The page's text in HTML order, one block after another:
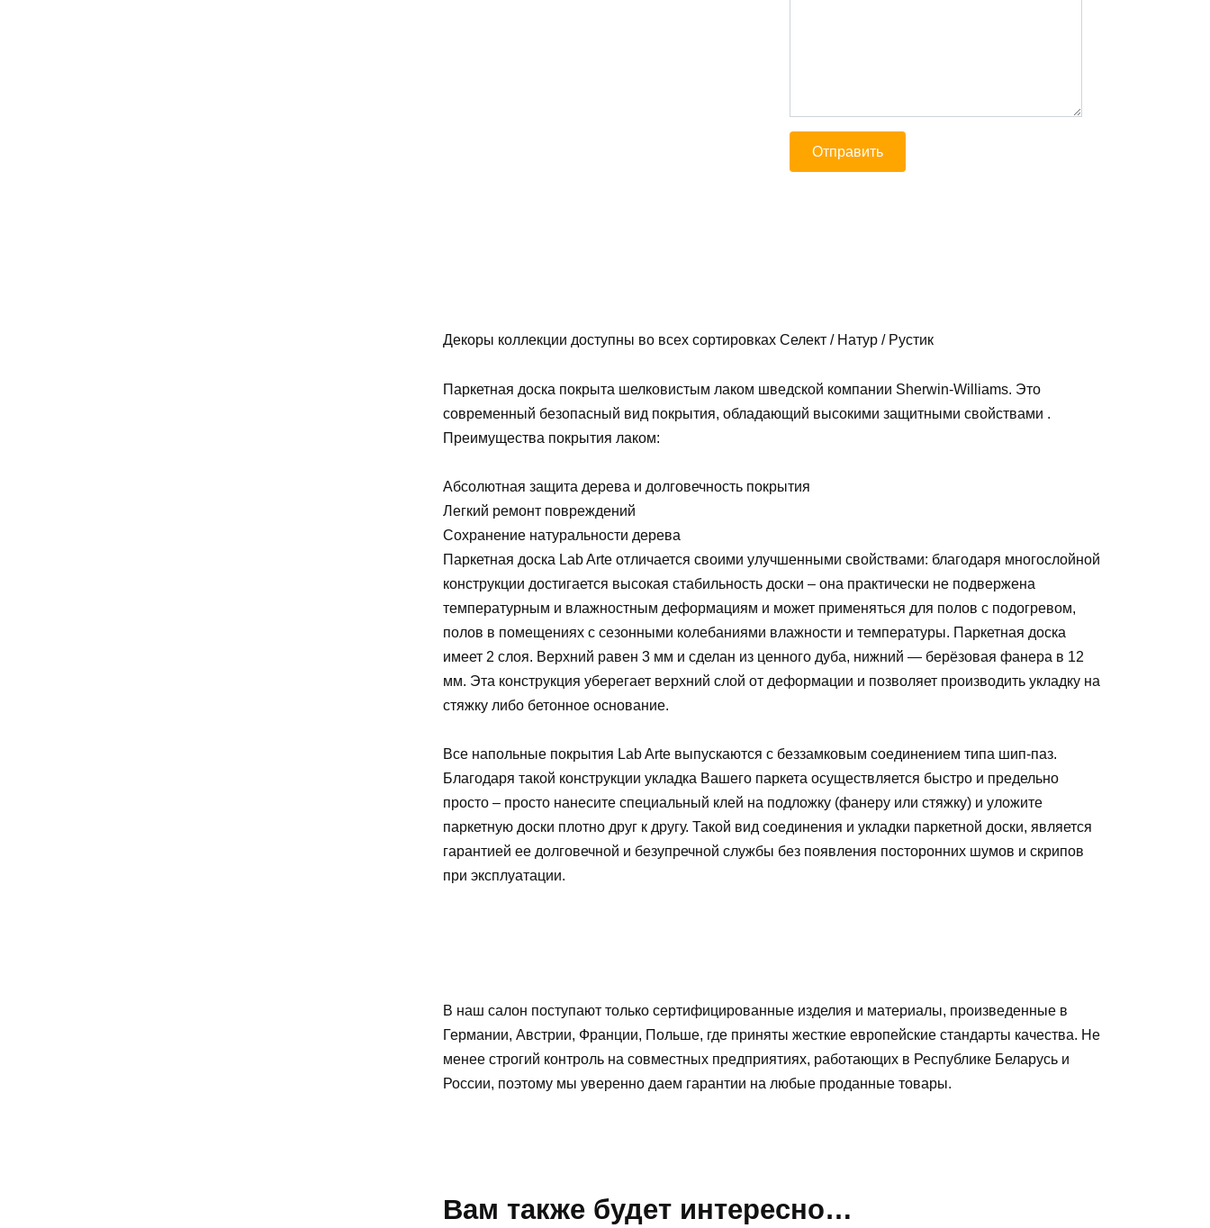
Декоры коллекции доступны во всех сортировках Селект / Натур / Рустик
Паркетная доска покрыта шелковистым лаком шведской компании Sherwin-Williams. Это
современный безопасный вид покрытия, обладающий высокими защитными свойствами .
Преимущества покрытия лаком:
Абсолютная защита дерева и долговечность покрытия
Легкий ремонт повреждений
Сохранение натуральности дерева
Паркетная доска Lab Arte отличается своими улучшенными свойствами: благодаря многослойной
конструкции достигается высокая стабильность доски – она практически не подвержена
температурным и влажностным деформациям и может применяться для полов с подогревом,
полов в помещениях с сезонными колебаниями влажности и температуры. Паркетная доска
имеет 2 слоя. Верхний равен 3 мм и сделан из ценного дуба, нижний — берёзовая фанера в 12
мм. Эта конструкция уберегает верхний слой от деформации и позволяет производить укладку на
стяжку либо бетонное основание.
Все напольные покрытия Lab Arte выпускаются с беззамковым соединением типа шип-паз.
Благодаря такой конструкции укладка Вашего паркета осуществляется быстро и предельно
просто – просто нанесите специальный клей на подложку (фанеру или стяжку) и уложите
паркетную доски плотно друг к другу. Такой вид соединения и укладки паркетной доски, является
гарантией ее долговечной и безупречной службы без появления посторонних шумов и скрипов
при эксплуатации.
В наш салон поступают только сертифицированные изделия и материалы, произведенные в
Германии, Австрии, Франции, Польше, где приняты жесткие европейские стандарты качества. Не
менее строгий контроль на совместных предприятиях, работающих в Республике Беларусь и
России, поэтому мы уверенно даем гарантии на любые проданные товары.
Вам также будет интересно…